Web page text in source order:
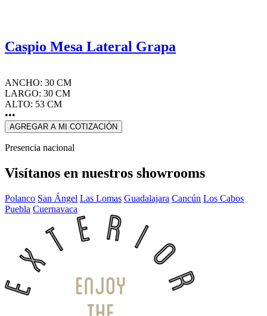
Caspio Mesa Lateral Grapa
ANCHO: 30 CM
LARGO: 30 CM
ALTO: 53 CM
•••
AGREGAR A MI COTIZACIÓN
Presencia nacional
Visítanos en nuestros showrooms
Polanco San Ángel Las Lomas Guadalajara Cancún Los Cabos
Puebla Cuernavaca